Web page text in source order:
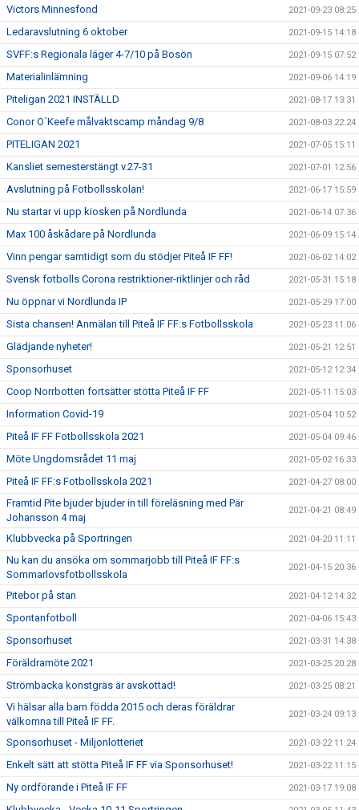
Victors Minnesfond 2021-09-23 08:25
Ledaravslutning 6 oktober 2021-09-15 14:18
SVFF:s Regionala läger 4-7/10 på Bosön 2021-09-15 07:52
Materialinlämning 2021-09-06 14:19
Piteligan 2021 INSTÄLLD 2021-08-17 13:31
Conor O´Keefe målvaktscamp måndag 9/8 2021-08-03 22:24
PITELIGAN 2021 2021-07-05 15:11
Kansliet semesterstängt v.27-31 2021-07-01 12:56
Avslutning på Fotbollsskolan! 2021-06-17 15:59
Nu startar vi upp kiosken på Nordlunda 2021-06-14 07:36
Max 100 åskådare på Nordlunda 2021-06-09 15:14
Vinn pengar samtidigt som du stödjer Piteå IF FF! 2021-06-02 14:02
Svensk fotbolls Corona restriktioner-riktlinjer och råd 2021-05-31 15:18
Nu öppnar vi Nordlunda IP 2021-05-29 17:00
Sista chansen! Anmälan till Piteå IF FF:s Fotbollsskola 2021-05-23 11:06
Glädjande nyheter! 2021-05-21 12:51
Sponsorhuset 2021-05-12 12:34
Coop Norrbotten fortsätter stötta Piteå IF FF 2021-05-11 15:03
Information Covid-19 2021-05-04 10:52
Piteå IF FF Fotbollsskola 2021 2021-05-04 09:46
Möte Ungdomsrådet 11 maj 2021-05-02 16:33
Piteå IF FF:s Fotbollsskola 2021 2021-04-27 08:00
Framtid Pite bjuder bjuder in till föreläsning med Pär
Johansson 4 maj
2021-04-21 08:49
Klubbvecka på Sportringen 2021-04-20 11:11
Nu kan du ansöka om sommarjobb till Piteå IF FF:s
Sommarlovsfotbollsskola
2021-04-15 20:36
Pitebor på stan 2021-04-12 14:32
Spontanfotboll 2021-04-06 15:43
Sponsorhuset 2021-03-31 14:38
Föräldramöte 2021 2021-03-25 20:28
Strömbacka konstgräs är avskottad! 2021-03-25 08:21
Vi hälsar alla barn födda 2015 och deras föräldrar
välkomna till Piteå IF FF.
2021-03-24 09:13
Sponsorhuset - Miljonlotteriet 2021-03-22 11:24
Enkelt sätt att stötta Piteå IF FF via Sponsorhuset! 2021-03-22 11:15
Ny ordförande i Piteå IF FF 2021-03-17 19:08